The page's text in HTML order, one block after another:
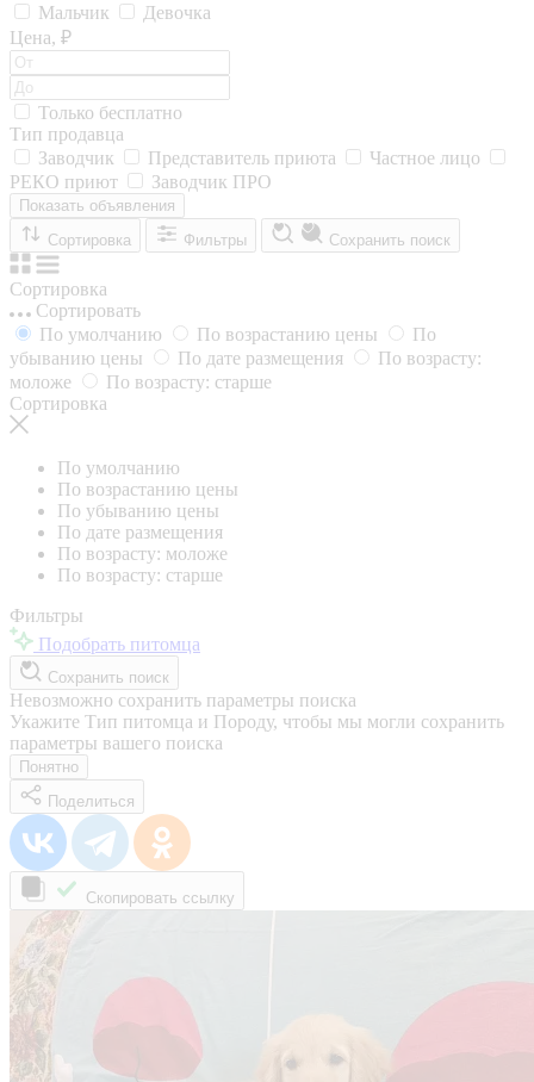
Мальчик
Девочка
Цена, ₽
Только бесплатно
Тип продавца
Заводчик
Представитель приюта
Частное лицо
РЕКО приют
Заводчик ПРО
Показать объявления
Сортировка
Фильтры Сохранить поиск
Сортировка
Сортировать
По умолчанию
По возрастанию цены
По
убыванию цены
По дате размещения
По возрасту:
моложе
По возрасту: старше
Сортировка
По умолчанию
По возрастанию цены
По убыванию цены
По дате размещения
По возрасту: моложе
По возрасту: старше
Фильтры
Подобрать питомца
Сохранить поиск
Невозможно сохранить параметры поиска
Укажите Тип питомца и Породу, чтобы мы могли сохранить
параметры вашего поиска
Понятно
Поделиться
Скопировать ссылку